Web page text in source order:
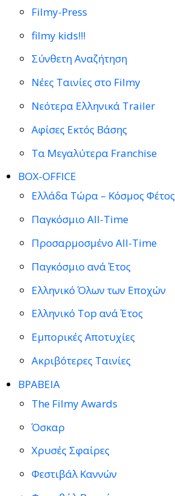
Filmy-Press
filmy kids!!!
Σύνθετη Αναζήτηση
Νέες Ταινίες στο Filmy
Νεότερα Ελληνικά Trailer
Αφίσες Εκτός Βάσης
Τα Μεγαλύτερα Franchise
BOX-OFFICE
Ελλάδα Τώρα – Κόσμος Φέτος
Παγκόσμιο All-Time
Προσαρμοσμένο All-Time
Παγκόσμιο ανά Έτος
Ελληνικό Όλων των Εποχών
Ελληνικό Top ανά Έτος
Εμπορικές Αποτυχίες
Ακριβότερες Ταινίες
ΒΡΑΒΕΙΑ
The Filmy Awards
Όσκαρ
Χρυσές Σφαίρες
Φεστιβάλ Καννών